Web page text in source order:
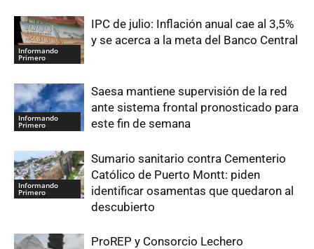
Informando
Primero
IPC de julio: Inflación anual cae al 3,5%
y se acerca a la meta del Banco Central
Informando
Primero
Saesa mantiene supervisión de la red
ante sistema frontal pronosticado para
este fin de semana
Informando
Primero
Sumario sanitario contra Cementerio
Católico de Puerto Montt: piden
identificar osamentas que quedaron al
descubierto
ProREP y Consorcio Lechero